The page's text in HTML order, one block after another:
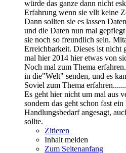
würde das ganze dann nicht
Erfahrung wenn sie vllt keine
Dann sollten sie es lassen
und die Daten nun mal
sie noch so freundlich sein.
Erreichbarkeit. Dieses ist nicht
mal hier 2014 hier etwas von
Noch mal zum Thema
in die"Welt" senden, und es
Soviel zum Thema erfahren.......
Es geht hier nicht um mal aus
sondern das geht schon fast
Handlungsbedarf angesagt,
sollte.
Zitieren
Inhalt melden
Zum Seitenanfang